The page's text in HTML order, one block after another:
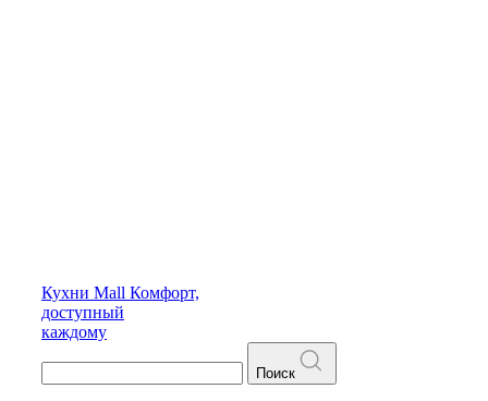
Кухни Mall Комфорт,
доступный
каждому
Поиск